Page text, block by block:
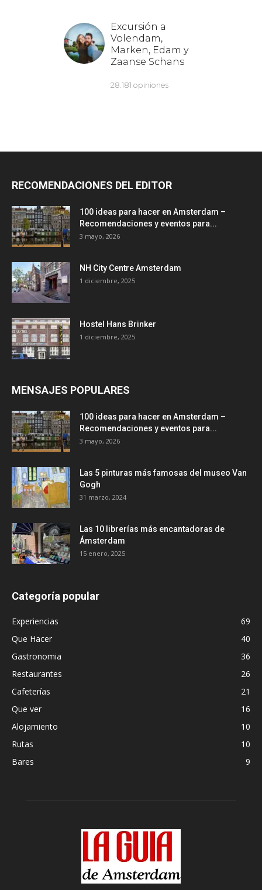
RECOMENDACIONES DEL EDITOR
100 ideas para hacer en Amsterdam –
Recomendaciones y eventos para...
3 mayo, 2026
NH City Centre Amsterdam
1 diciembre, 2025
Hostel Hans Brinker
1 diciembre, 2025
MENSAJES POPULARES
100 ideas para hacer en Amsterdam –
Recomendaciones y eventos para...
3 mayo, 2026
Las 5 pinturas más famosas del museo Van
Gogh
31 marzo, 2024
Las 10 librerías más encantadoras de
Ámsterdam
15 enero, 2025
Categoría popular
Experiencias
69
Que Hacer
40
Gastronomia
36
Restaurantes
26
Cafeterías
21
Que ver
16
Alojamiento
10
Rutas
10
Bares
9